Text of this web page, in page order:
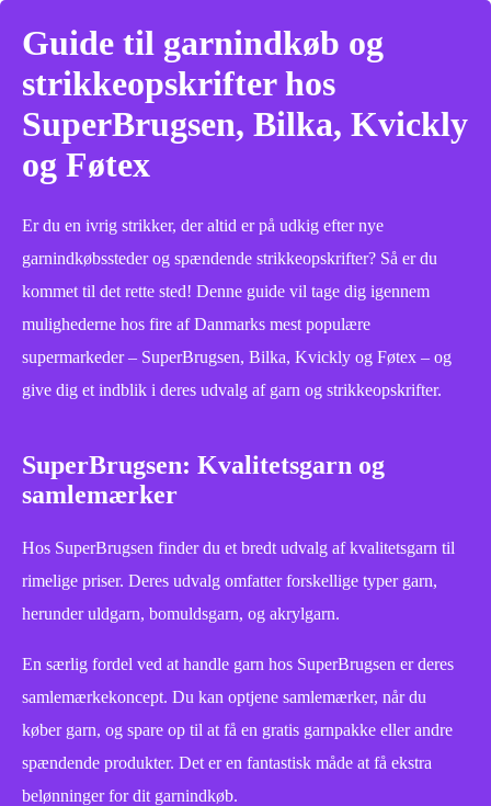
Guide til garnindkøb og
strikkeopskrifter hos
SuperBrugsen, Bilka, Kvickly
og Føtex
Er du en ivrig strikker, der altid er på udkig efter nye
garnindkøbssteder og spændende strikkeopskrifter? Så er du
kommet til det rette sted! Denne guide vil tage dig igennem
mulighederne hos fire af Danmarks mest populære
supermarkeder – SuperBrugsen, Bilka, Kvickly og Føtex – og
give dig et indblik i deres udvalg af garn og strikkeopskrifter.
SuperBrugsen: Kvalitetsgarn og
samlemærker
Hos SuperBrugsen finder du et bredt udvalg af kvalitetsgarn til
rimelige priser. Deres udvalg omfatter forskellige typer garn,
herunder uldgarn, bomuldsgarn, og akrylgarn.
En særlig fordel ved at handle garn hos SuperBrugsen er deres
samlemærkekoncept. Du kan optjene samlemærker, når du
køber garn, og spare op til at få en gratis garnpakke eller andre
spændende produkter. Det er en fantastisk måde at få ekstra
belønninger for dit garnindkøb.